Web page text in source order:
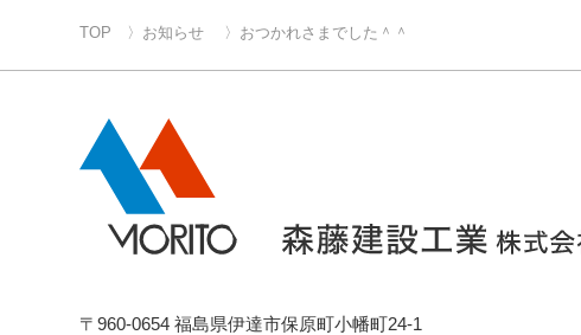
TOP お知らせ おつかれさまでした＾＾
〒960-0654 福島県伊達市保原町小幡町24-1